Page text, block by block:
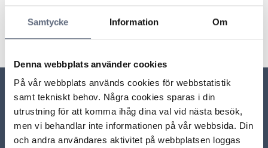
Samtycke Information Om
Denna webbplats använder cookies
På vår webbplats används cookies för webbstatistik
samt tekniskt behov. Några cookies sparas i din
utrustning för att komma ihåg dina val vid nästa besök,
men vi behandlar inte informationen på vår webbsida. Din
och andra användares aktivitet på webbplatsen loggas
Senast uppdaterad:2025-10-30
Dela sidan
Skriv ut sidan
Relaterade sidor till frågan
Olika sätt att betala för en fiberanslutning